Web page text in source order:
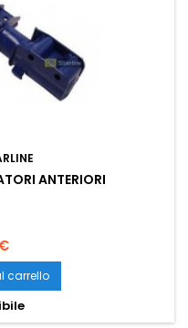
ANTERIORI
carrello